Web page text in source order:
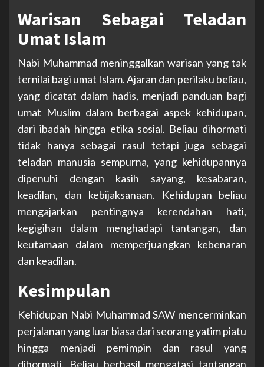
Warisan Sebagai Teladan
Umat Islam
Nabi Muhammad meninggalkan warisan yang tak
ternilai bagi umat Islam. Ajaran dan perilaku beliau,
yang dicatat dalam hadis, menjadi panduan bagi
umat Muslim dalam berbagai aspek kehidupan,
dari ibadah hingga etika sosial. Beliau dihormati
tidak hanya sebagai rasul tetapi juga sebagai
teladan manusia sempurna, yang kehidupannya
dipenuhi dengan kasih sayang, kesabaran,
keadilan, dan kebijaksanaan. Kehidupan beliau
mengajarkan pentingnya kerendahan hati,
kegigihan dalam menghadapi tantangan, dan
keutamaan dalam memperjuangkan kebenaran
dan keadilan.
Kesimpulan
Kehidupan Nabi Muhammad SAW mencerminkan
perjalanan yang luar biasa dari seorang yatim piatu
hingga menjadi pemimpin dan rasul yang
dihormati. Beliau berhasil mengatasi tantangan